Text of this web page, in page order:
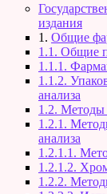
издания
1. Общие
1.1. Общие
1.1.1.
1.1.2.
анализа
1.2. Методы
1.2.1.
анализа
1.2.1.1.
1.2.1.2.
1.2.2.